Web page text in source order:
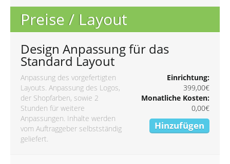
Preise / Layout
Design Anpassung für das
Standard Layout
Anpassung des vorgefertigten
Layouts. Anpassung des Logos,
der Shopfarben, sowie 2
Stunden für weitere
Anpassungen. Inhalte werden
vom Auftraggeber selbstständig
geliefert.
Einrichtung:
399,00€
Monatliche Kosten:
0,00€
Hinzufügen